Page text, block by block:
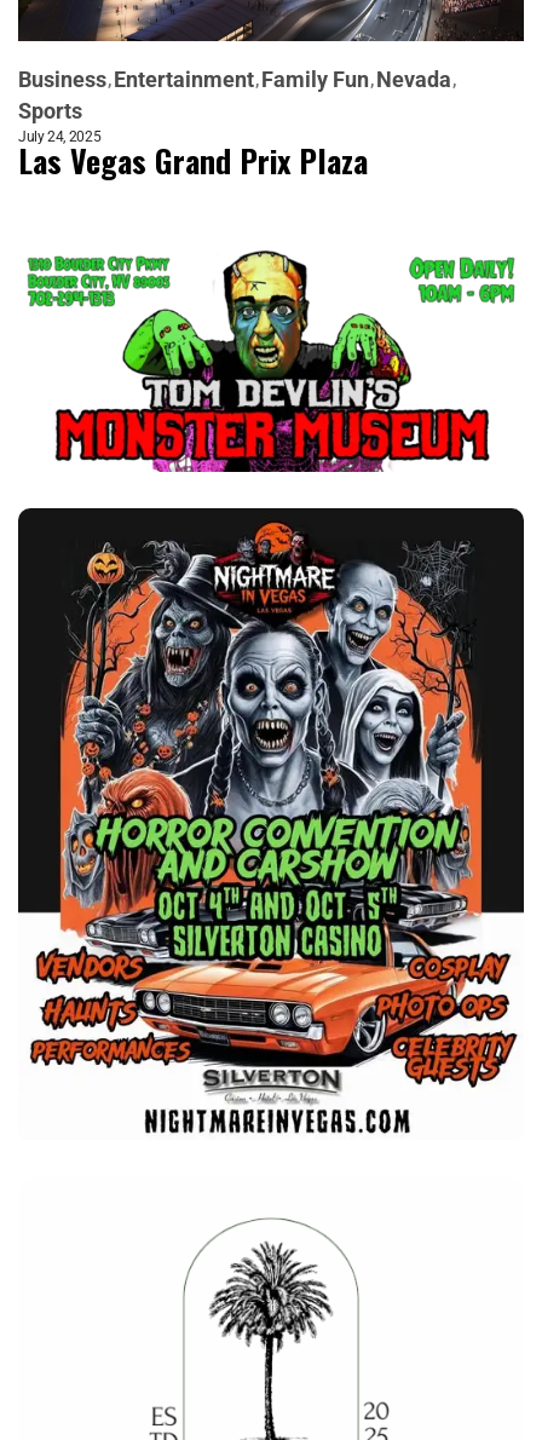
Business Entertainment Family Fun Nevada
Sports
July 24, 2025
Las Vegas Grand Prix Plaza